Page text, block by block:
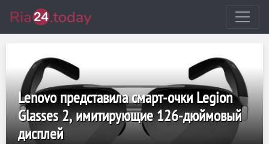
Lenovo представила смарт-очки Legion
Glasses 2, имитирующие 126-дюймовый
дисплей